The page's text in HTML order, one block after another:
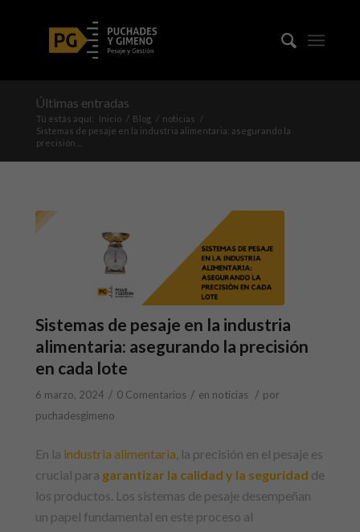
Últimas entradas
Tú estás aquí: Inicio / Blog / noticias
/
Sistemas de pesaje en la industria alimentaria: asegurando la
precisión ...
Sistemas de pesaje en la industria
alimentaria: asegurando la precisión
en cada lote
6 marzo, 2024 / 0 Comentarios / en noticias / por
puchadesgimeno
En la industria alimentaria , la precisión en el pesaje es
crucial para garantizar la calidad y la seguridad de
los productos. Los sistemas de pesaje desempeñan
un papel fundamental en este proceso al